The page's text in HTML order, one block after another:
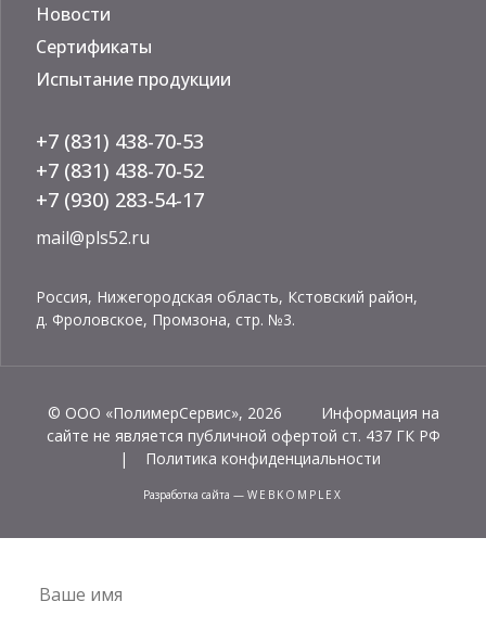
Новости
Сертификаты
Испытание продукции
+7 (831) 438-70-53
+7 (831) 438-70-52
+7 (930) 283-54-17
mail@pls52.ru
Россия, Нижегородская область, Кстовский район,
д. Фроловское, Промзона, стр. №3.
© ООО «ПолимерСервис», 2026 Информация на
сайте не является публичной офертой ст. 437 ГК РФ
| Политика конфиденциальности
разработка сайта — WEBKOMPLEX